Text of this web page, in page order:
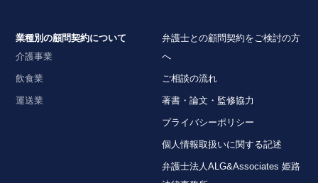
業種別の顧問契約について
介護事業
飲食業
運送業
弁護士との顧問契約をご検討の方
へ
ご相談の流れ
著書・論文・監修協力
プライバシーポリシー
個人情報取扱いに関する記述
弁護士法人ALG&Associates 姫路